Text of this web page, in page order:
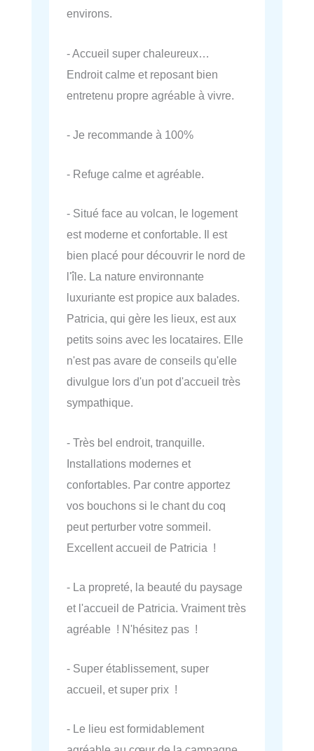
environs.
- Accueil super chaleureux…
Endroit calme et reposant bien
entretenu propre agréable à vivre.
- Je recommande à 100%
- Refuge calme et agréable.
- Situé face au volcan, le logement
est moderne et confortable. Il est
bien placé pour découvrir le nord de
l'île. La nature environnante
luxuriante est propice aux balades.
Patricia, qui gère les lieux, est aux
petits soins avec les locataires. Elle
n'est pas avare de conseils qu'elle
divulgue lors d'un pot d'accueil très
sympathique.
- Très bel endroit, tranquille.
Installations modernes et
confortables. Par contre apportez
vos bouchons si le chant du coq
peut perturber votre sommeil.
Excellent accueil de Patricia !
- La propreté, la beauté du paysage
et l'accueil de Patricia. Vraiment très
agréable ! N'hésitez pas !
- Super établissement, super
accueil, et super prix !
- Le lieu est formidablement